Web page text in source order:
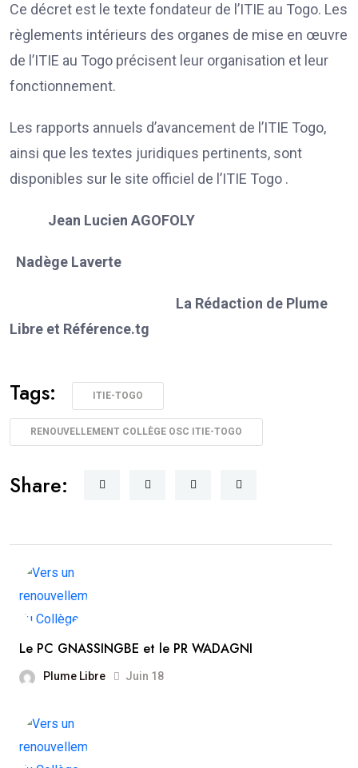
Ce décret est le texte fondateur de l’ITIE au Togo. Les
règlements intérieurs des organes de mise en œuvre
de l’ITIE au Togo précisent leur organisation et leur
fonctionnement.
Les rapports annuels d’avancement de l’ITIE Togo,
ainsi que les textes juridiques pertinents, sont
disponibles sur le site officiel de l’ITIE Togo .
Jean Lucien AGOFOLY
Nadège Laverte
La Rédaction de Plume
Libre et Référence.tg
Tags: ITIE-TOGO
RENOUVELLEMENT COLLÈGE OSC ITIE-TOGO
Share:
Le PC GNASSINGBE et le PR WADAGNI
Plume Libre Juin 18